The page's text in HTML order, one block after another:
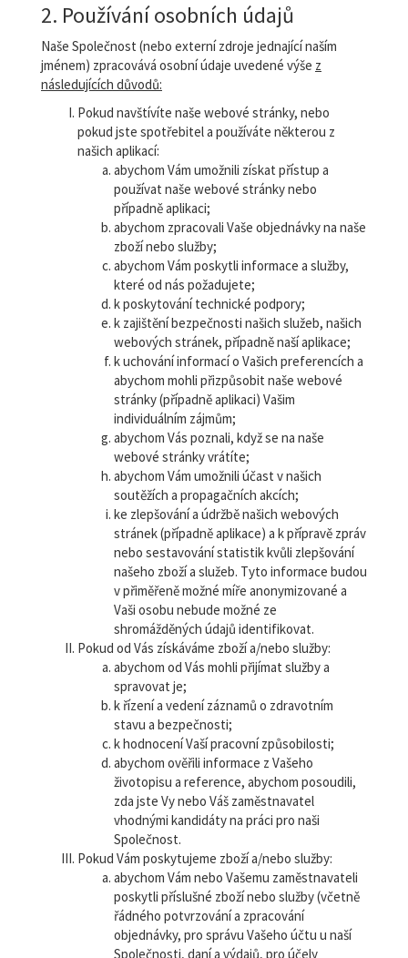
2. Používání osobních údajů
Naše Společnost (nebo externí zdroje jednající naším
jménem) zpracovává osobní údaje uvedené výše z
následujících důvodů:
Pokud navštívíte naše webové stránky, nebo
pokud jste spotřebitel a používáte některou z
našich aplikací:
abychom Vám umožnili získat přístup a
používat naše webové stránky nebo
případně aplikaci;
abychom zpracovali Vaše objednávky na naše
zboží nebo služby;
abychom Vám poskytli informace a služby,
které od nás požadujete;
k poskytování technické podpory;
k zajištění bezpečnosti našich služeb, našich
webových stránek, případně naší aplikace;
k uchování informací o Vašich preferencích a
abychom mohli přizpůsobit naše webové
stránky (případně aplikaci) Vašim
individuálním zájmům;
abychom Vás poznali, když se na naše
webové stránky vrátíte;
abychom Vám umožnili účast v našich
soutěžích a propagačních akcích;
ke zlepšování a údržbě našich webových
stránek (případně aplikace) a k přípravě zpráv
nebo sestavování statistik kvůli zlepšování
našeho zboží a služeb. Tyto informace budou
v přiměřeně možné míře anonymizované a
Vaši osobu nebude možné ze
shromážděných údajů identifikovat.
Pokud od Vás získáváme zboží a/nebo služby:
abychom od Vás mohli přijímat služby a
spravovat je;
k řízení a vedení záznamů o zdravotním
stavu a bezpečnosti;
k hodnocení Vaší pracovní způsobilosti;
abychom ověřili informace z Vašeho
životopisu a reference, abychom posoudili,
zda jste Vy nebo Váš zaměstnavatel
vhodnými kandidáty na práci pro naši
Společnost.
Pokud Vám poskytujeme zboží a/nebo služby:
abychom Vám nebo Vašemu zaměstnavateli
poskytli příslušné zboží nebo služby (včetně
řádného potvrzování a zpracování
objednávky, pro správu Vašeho účtu u naší
Společnosti, daní a výdajů, pro účely